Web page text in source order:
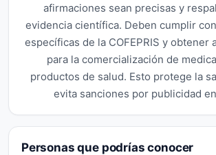
afirmaciones sean precisas y
evidencia científica. Deben cumplir
específicas de la COFEPRIS y obtener
para la comercialización de
productos de salud. Esto protege la
evita sanciones por publicidad
Personas que podrías conocer